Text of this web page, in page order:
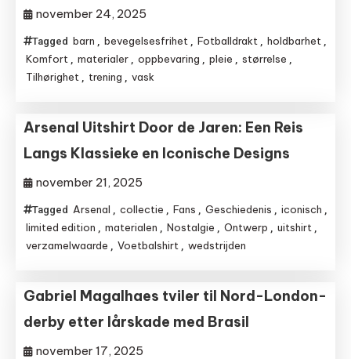
november 24, 2025
Tagged barn , bevegelsesfrihet , Fotballdrakt , holdbarhet ,
Komfort , materialer , oppbevaring , pleie , størrelse ,
Tilhørighet , trening , vask
Arsenal Uitshirt Door de Jaren: Een Reis
Langs Klassieke en Iconische Designs
november 21, 2025
Tagged Arsenal , collectie , Fans , Geschiedenis , iconisch ,
limited edition , materialen , Nostalgie , Ontwerp , uitshirt ,
verzamelwaarde , Voetbalshirt , wedstrijden
Gabriel Magalhaes tviler til Nord-London-
derby etter lårskade med Brasil
november 17, 2025